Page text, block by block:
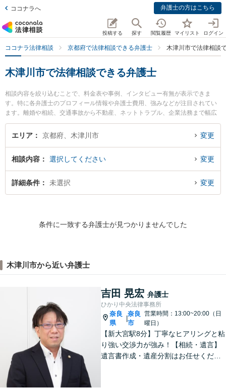
ココナラへ 弁護士の方はこちら
投稿する 探す 閲覧履歴 マイリスト ログイン
ココナラ法律相談 京都府で法律相談できる弁護士 木津川市で法律相談
木津川市で法律相談できる弁護士
相談内容を絞り込むことで、料金表や事例、インタビュー有無が表示できま
す。特に各弁護士のプロフィール情報や弁護士費用、強みなどが注目されてい
ます。離婚や相続、交通事故から不動産、ネットトラブル、企業法務まで幅広
く取り扱う弁護士が多数。こんな法律相談をお持ちの方は是非ご利用くださ
い。木津川市で土日や夜間に発生した不倫慰謝料トラブルを今すぐに弁護士に
きる木津川市内の弁護士に相談予約したい』などでお困りの相談者さんにおす
すめです。
エリア 京都府、木津川市 変更
相談内容 選択してください 変更
詳細条件 未選択 変更
条件に一致する弁護士が見つかりませんでした
木津川市から近い弁護士
吉田 晃宏 弁護士
ひかり中央法律事務所
奈良
県
|
奈良
市
営業時間：13:00~20:00（日
曜日）
【新大宮駅8分】丁寧なヒアリングと粘
り強い交渉力が強み！【相続・遺言】
遺言書作成・遺産分割はお任せくださ